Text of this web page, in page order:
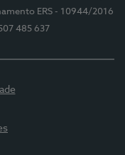
ERS - 10944/2016
485 637